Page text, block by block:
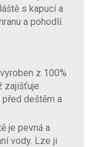
s kapucí a
a pohodlí.
z 100%
zajišťuje
deštěm a
je pevná a
vody. Lze ji